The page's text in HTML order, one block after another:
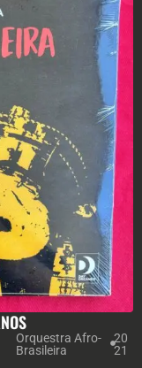
Orquestra Afro-
Brasileira
20
21